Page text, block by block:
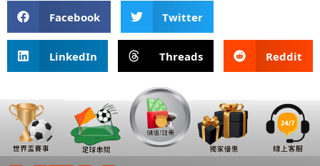
Facebook Twitter
LinkedIn Threads Reddit